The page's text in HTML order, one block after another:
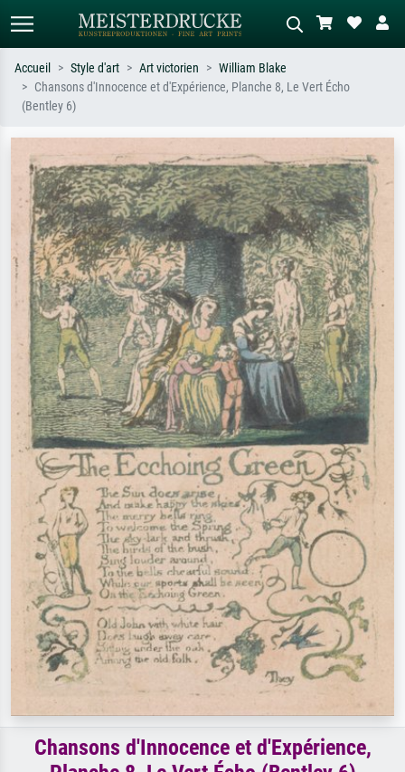
Recherche standard
ex. Monet, Nuit étoilée,
impressionnisme, vague de Hokusai,
nu.
abstrait avec beaucoup de rouge,
tableau sombre, nu debout près d'un
arbre.
Accueil Style d'art Art victorien
William Blake
Chansons d'Innocence et d'Expérience, Planche 8, Le Vert Écho
(Bentley 6)
Chansons d'Innocence et d'Expérience,